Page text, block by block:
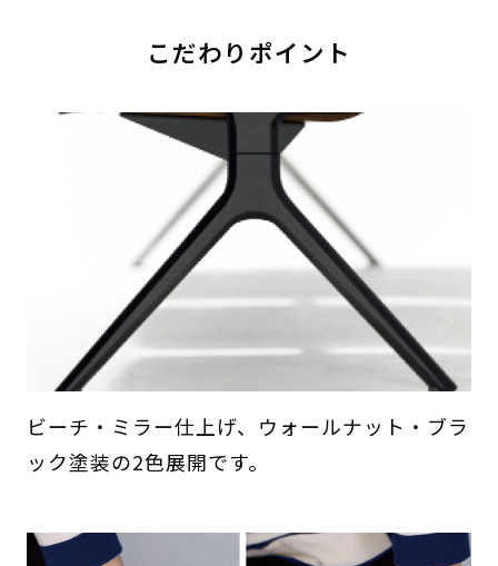
こだわりポイント
ビーチ・ミラー仕上げ、ウォールナット・ブラ
ック塗装の2色展開です。